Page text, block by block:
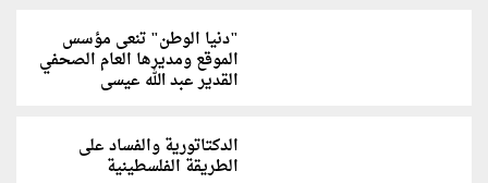
"دنيا الوطن" تنعى مؤسس
الموقع ومديرها العام الصحفي
القدير عبد الله عيسى
الدكتاتورية والفساد على
الطريقة الفلسطينية